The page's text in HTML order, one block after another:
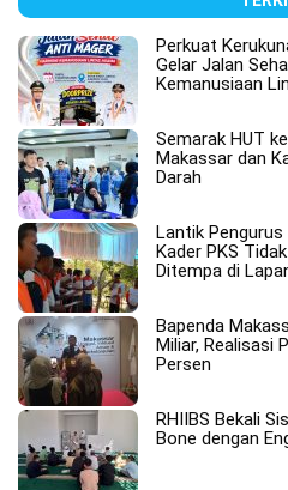
Perkuat
Gelar Jalan
Kemanusiaan
Semarak HUT
Makassar dan
Darah
Lantik Pengurus
Kader PKS
Ditempa di
Bapenda
Miliar, Realisasi
Persen
RHIIBS Bekali
Bone dengan